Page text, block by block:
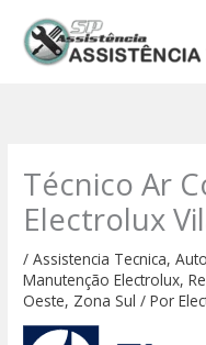
para
Técnico Ar
Electrolux
/Assistencia Tecnica,
Manutenção Electrolux,
Oeste, Zona Sul / Por